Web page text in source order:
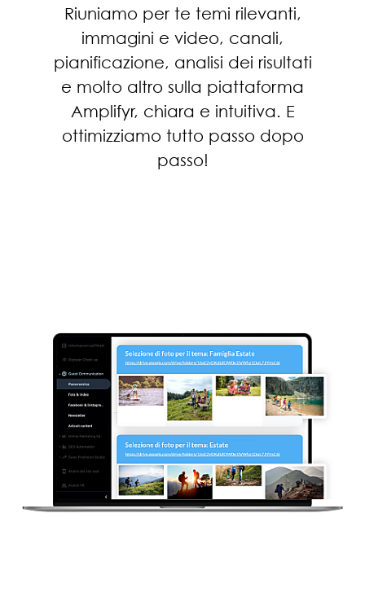
Riuniamo per te temi rilevanti,
immagini e video, canali,
pianificazione, analisi dei risultati
e molto altro sulla piattaforma
Amplifyr, chiara e intuitiva. E
ottimizziamo tutto passo dopo
passo!